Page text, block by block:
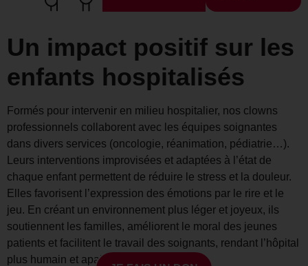
Un impact positif sur les
enfants hospitalisés
Formés pour intervenir en milieu hospitalier, nos clowns
professionnels collaborent avec les équipes soignantes
dans divers services (oncologie, réanimation, pédiatrie…).
Leurs interventions improvisées et adaptées à l’état de
chaque enfant permettent de réduire le stress et la douleur.
Elles favorisent l’expression des émotions par le rire et le
jeu. En créant un environnement plus léger et joyeux, ils
soutiennent les familles, améliorent le moral des jeunes
patients et facilitent le travail des soignants, rendant l’hôpital
plus humain et apaisant.